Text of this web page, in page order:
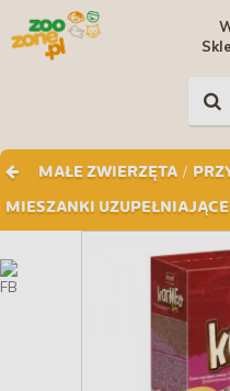
MAŁE ZWIERZĘTA /
MIESZANKI